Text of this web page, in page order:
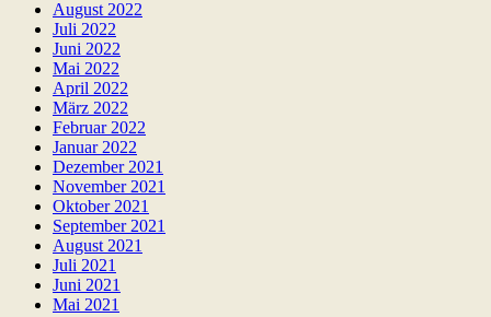
August 2022
Juli 2022
Juni 2022
Mai 2022
April 2022
März 2022
Februar 2022
Januar 2022
Dezember 2021
November 2021
Oktober 2021
September 2021
August 2021
Juli 2021
Juni 2021
Mai 2021